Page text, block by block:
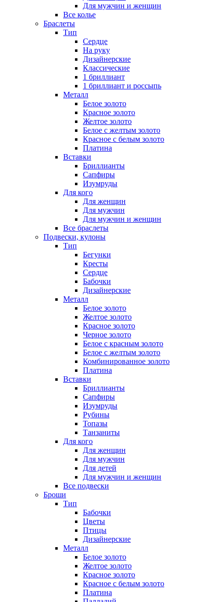
Для мужчин и женщин
Все колье
Браслеты
Тип
Сердце
На руку
Дизайнерские
Классические
1 бриллиант
1 бриллиант и россыпь
Металл
Белое золото
Красное золото
Желтое золото
Белое с желтым золото
Красное с белым золото
Платина
Вставки
Бриллианты
Сапфиры
Изумруды
Для кого
Для женщин
Для мужчин
Для мужчин и женщин
Все браслеты
Подвески, кулоны
Тип
Бегунки
Кресты
Сердце
Бабочки
Дизайнерские
Металл
Белое золото
Желтое золото
Красное золото
Черное золото
Белое с красным золото
Белое с желтым золото
Комбинированное золото
Платина
Вставки
Бриллианты
Сапфиры
Изумруды
Рубины
Топазы
Танзаниты
Для кого
Для женщин
Для мужчин
Для детей
Для мужчин и женщин
Все подвески
Броши
Тип
Бабочки
Цветы
Птицы
Дизайнерские
Металл
Белое золото
Желтое золото
Красное золото
Красное с белым золото
Платина